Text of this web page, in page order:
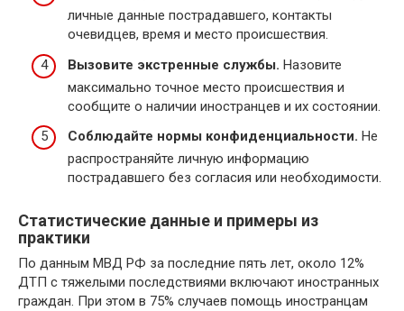
личные данные пострадавшего, контакты
очевидцев, время и место происшествия.
Вызовите экстренные службы. Назовите
максимально точное место происшествия и
сообщите о наличии иностранцев и их состоянии.
Соблюдайте нормы конфиденциальности. Не
распространяйте личную информацию
пострадавшего без согласия или необходимости.
Статистические данные и примеры из
практики
По данным МВД РФ за последние пять лет, около 12%
ДТП с тяжелыми последствиями включают иностранных
граждан. При этом в 75% случаев помощь иностранцам